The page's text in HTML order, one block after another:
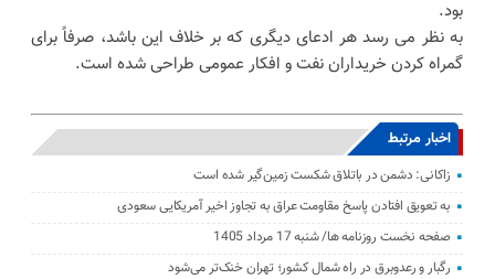
بود.
به نظر می رسد هر ادعای دیگری که بر خلاف این باشد، صرفاً برای
گمراه کردن خریداران نفت و افکار عمومی طراحی شده است.
اخبار مرتبط
زاکانی: دشمن در باتلاق شکست زمین‌گیر شده است
به تعویق افتادن پاسخ مقاومت عراق به تجاوز اخیر آمریکایی سعودی
صفحه نخست روزنامه ها/ شنبه 17 مرداد 1405
رگبار و رعدوبرق در راه شمال کشور؛ تهران خنک‌تر می‌شود